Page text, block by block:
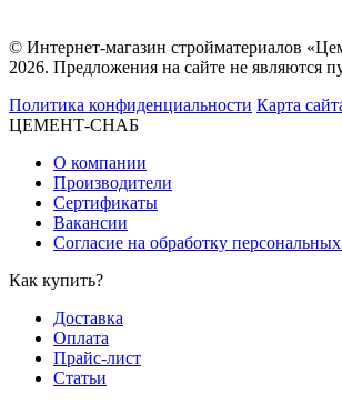
© Интернет-магазин стройматериалов
2026. Предложения на сайте не являются
Политика конфиденциальности Карта
ЦЕМЕНТ-СНАБ
О компании
Производители
Сертификаты
Вакансии
Согласие на обработку
Как купить?
Доставка
Оплата
Прайс-лист
Статьи